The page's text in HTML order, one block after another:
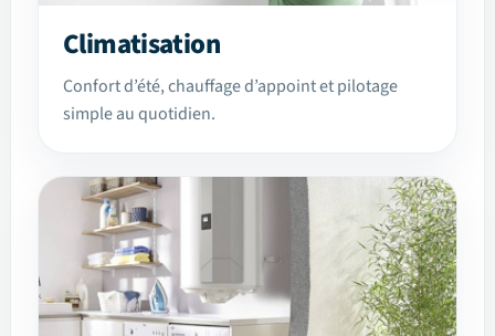
Climatisation
Confort d’été, chauffage d’appoint et pilotage
simple au quotidien.